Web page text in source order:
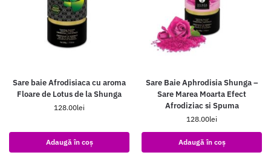
Sare baie Afrodisiaca cu aroma
Floare de Lotus de la Shunga
128.00lei
Adaugă în coș
Sare Baie Aphrodisia Shunga –
Sare Marea Moarta Efect
Afrodiziac si Spuma
128.00lei
Adaugă în coș